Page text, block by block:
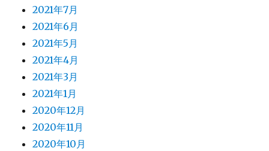
2021年7月
2021年6月
2021年5月
2021年4月
2021年3月
2021年1月
2020年12月
2020年11月
2020年10月